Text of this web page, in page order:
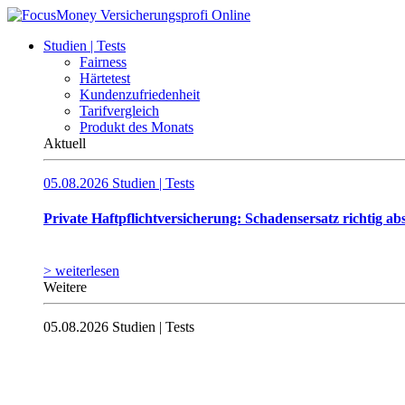
Studien | Tests
Fairness
Härtetest
Kundenzufriedenheit
Tarifvergleich
Produkt des Monats
Aktuell
05.08.2026 Studien | Tests
Private Haftpflicht­versicherung: Schadensersatz richtig
> weiterlesen
Weitere
05.08.2026 Studien | Tests